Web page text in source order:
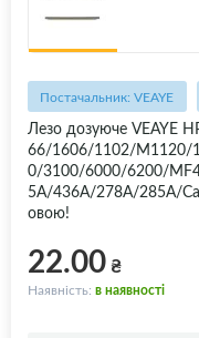
Постачальник: VEAYE
Лезо дозуюче VEAYE
66/1606/1102/M1120/
0/3100/6000/6200/
5A/436A/278A/285A/
овою!
22.00₴
Наявність: в наявності